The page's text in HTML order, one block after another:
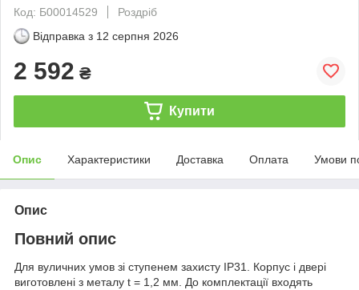
Код: Б00014529
Роздріб
Відправка з 12 серпня 2026
2 592 ₴
Купити
Опис Характеристики Доставка Оплата Умови
Опис
Повний опис
Для вуличних умов зі ступенем захисту IP31. Корпус і двері
виготовлені з металу t = 1,2 мм. До комплектації входять